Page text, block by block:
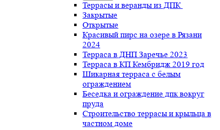
Террасы и веранды из ДПК
Закрытые
Открытые
Красивый пирс на озере в Рязани
2024
Терраса в ДНП Заречье 2023
Терраса в КП Кембридж 2019 год
Шикарная терраса с белым
ограждением
Беседка и ограждение дпк вокруг
пруда
Строительство террасы и крыльца в
частном доме